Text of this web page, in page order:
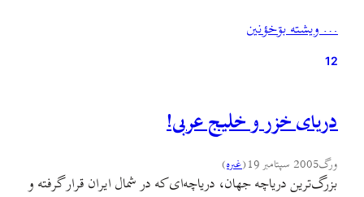
فارسی برگردانده است. دریای کاسپین که دربردارنده حدود
18800 مایل مکعب آب و دارای مساحتی بالغ بر 143000…
… ويشته بۊخؤنين
12
دريای خزر و خليج عربی!
ورگ2005 سپتامبر 19 (غىره)
بزرگ‌ترين درياچه جهان، درياچه‌ای که در شمال ايران قرار گرفته و